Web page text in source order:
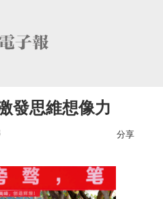
發思維想像力
分享